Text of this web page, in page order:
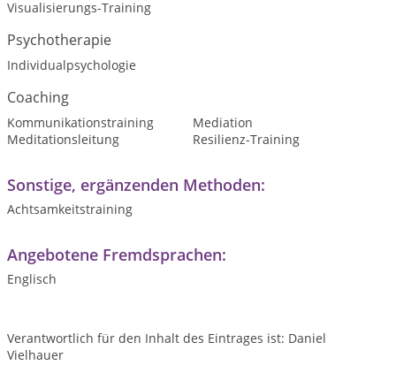
Visualisierungs-Training
Psychotherapie
Individualpsychologie
Coaching
Kommunikationstraining
Mediation
Meditationsleitung
Resilienz-Training
Sonstige, ergänzenden Methoden:
Achtsamkeitstraining
Angebotene Fremdsprachen:
Englisch
Verantwortlich für den Inhalt des Eintrages ist: Daniel
Vielhauer